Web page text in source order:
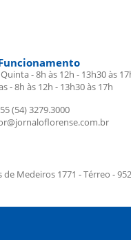
- 8h às 12h - 13h30 às
- 8h às 12h - 13h30 às 17h
(54) 3279.3000
de Medeiros 1771 - Térreo -